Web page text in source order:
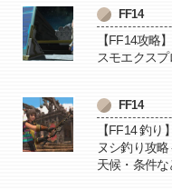
FF14
【FF14攻略
スモエクスプ
FF14
【FF14 釣
ヌシ釣り攻略
天候・条件な